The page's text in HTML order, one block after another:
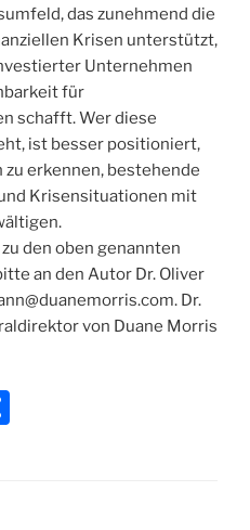
das zunehmend die
Krisen unterstützt,
Unternehmen
für
schafft. Wer diese
ist besser positioniert,
erkennen, bestehende
Krisensituationen mit
den oben genannten
an den Autor Dr. Oliver
Dr.
von Duane Morris